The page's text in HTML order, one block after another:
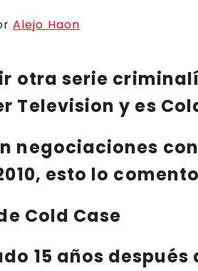
Alejo Haon
otra serie
Television y es
negociaciones con
, esto lo
Cold Case
15 años después